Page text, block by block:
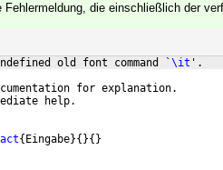
die einschließlich der
old font command `\it '.
for explanation.
help.
{ Eingabe}{ }{ }